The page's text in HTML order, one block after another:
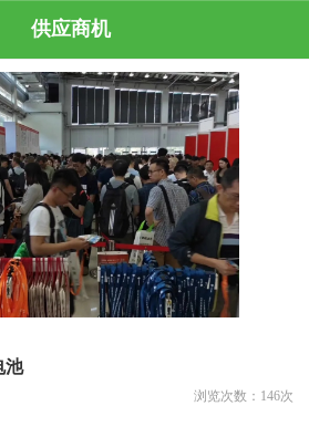
供应商机
池
浏览次数： 146次